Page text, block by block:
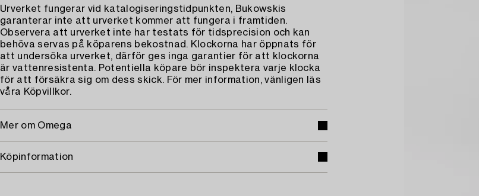
Urverket fungerar vid katalogiseringstidpunkten, Bukowskis
garanterar inte att urverket kommer att fungera i framtiden.
Observera att urverket inte har testats för tidsprecision och kan
behöva servas på köparens bekostnad. Klockorna har öppnats för
att undersöka urverket, därför ges inga garantier för att klockorna
är vattenresistenta. Potentiella köpare bör inspektera varje klocka
för att försäkra sig om dess skick. För mer information, vänligen läs
våra Köpvillkor.
Mer om Omega
Köpinformation